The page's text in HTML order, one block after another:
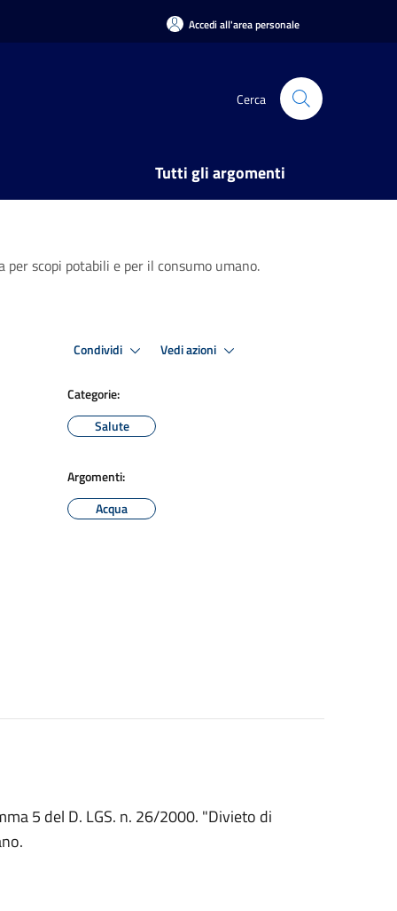
Accedi all'area personale
Cerca
Tutti gli argomenti
scopi potabili e per il consumo umano.
Condividi Vedi azioni
Categorie:
Salute
Argomenti:
Acqua
5 del D. LGS. n. 26/2000. "Divieto di